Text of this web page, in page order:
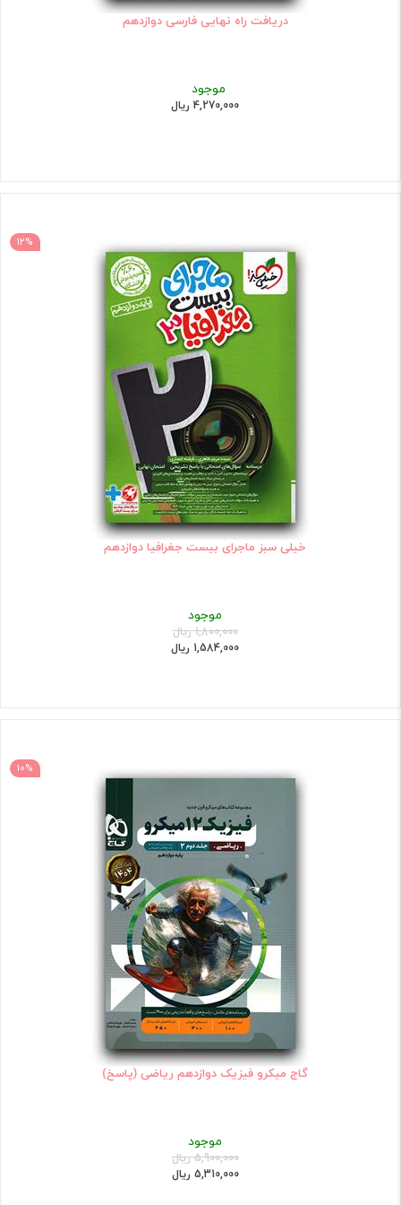
دریافت راه نهایی فارسی دوازدهم
موجود
4,270,000 ریال
12%
خیلی سبز ماجرای بیست جغرافیا دوازدهم
موجود
1,800,000 ریال
1,584,000 ریال
10%
گاج میکرو فیزیک دوازدهم ریاضی (پاسخ)
موجود
5,900,000 ریال
5,310,000 ریال